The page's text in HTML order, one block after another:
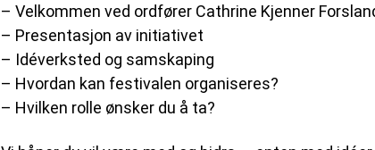
– Velkommen ved ordfører Cathrine Kjenner
– Presentasjon av initiativet
– Idéverksted og samskaping
– Hvordan kan festivalen organiseres?
– Hvilken rolle ønsker du å ta?